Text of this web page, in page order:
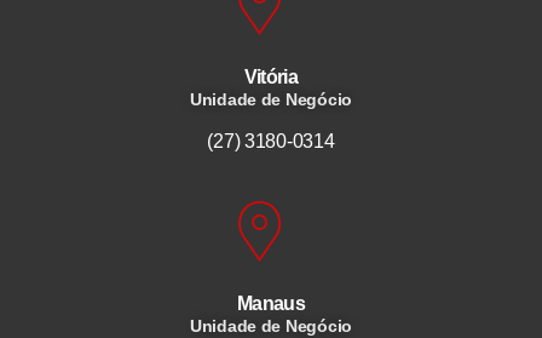
Vitória
Unidade de Negócio
(27) 3180-0314
Manaus
Unidade de Negócio